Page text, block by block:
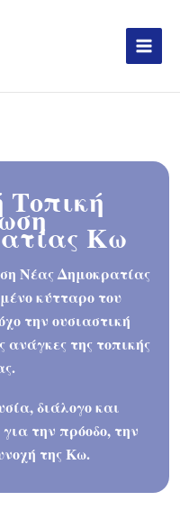
Κω
Νέας Δημοκρατίας
κύτταρο του
την ουσιαστική
ανάγκες της τοπικής
διάλογο και
την πρόοδο, την
της Κω.